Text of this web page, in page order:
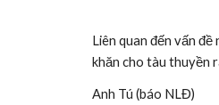
Liên quan đến vấn
khăn cho tàu thuyền
Anh Tú (báo NLĐ)